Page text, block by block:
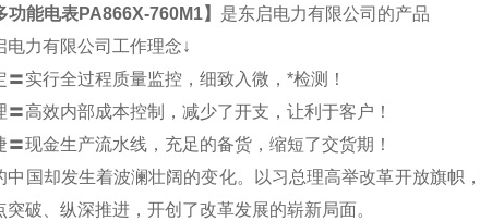
功能电表PA866X-760M1】 是东启电力有限公司的产品
电力有限公司工作理念↓
〓实行全过程质量监控，细致入微，*检测！
〓高效内部成本控制，减少了开支，让利于客户！
〓现金生产流水线，充足的备货，缩短了交货期！
中国却发生着波澜壮阔的变化。以习总理高举改革开放旗帜
突破、纵深推进，开创了改革发展的崭新局面。